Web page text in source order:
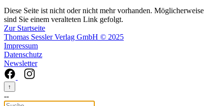
Diese Seite ist nicht oder nicht mehr vorhanden. Möglicherweise
sind Sie einem veralteten Link gefolgt.
Zur Startseite
Thomas Sessler Verlag GmbH © 2025
Impressum
Datenschutz
Newsletter
↑
--